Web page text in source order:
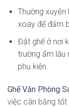
Thường xuyên
xoay để đảm
Đặt ghế ở nơi
trường ẩm lâu
phụ kiện.
Ghế Văn Phòng
việc cân bằng